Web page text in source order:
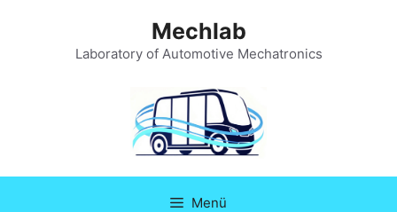
Mechlab
Laboratory of Automotive Mechatronics
Menü